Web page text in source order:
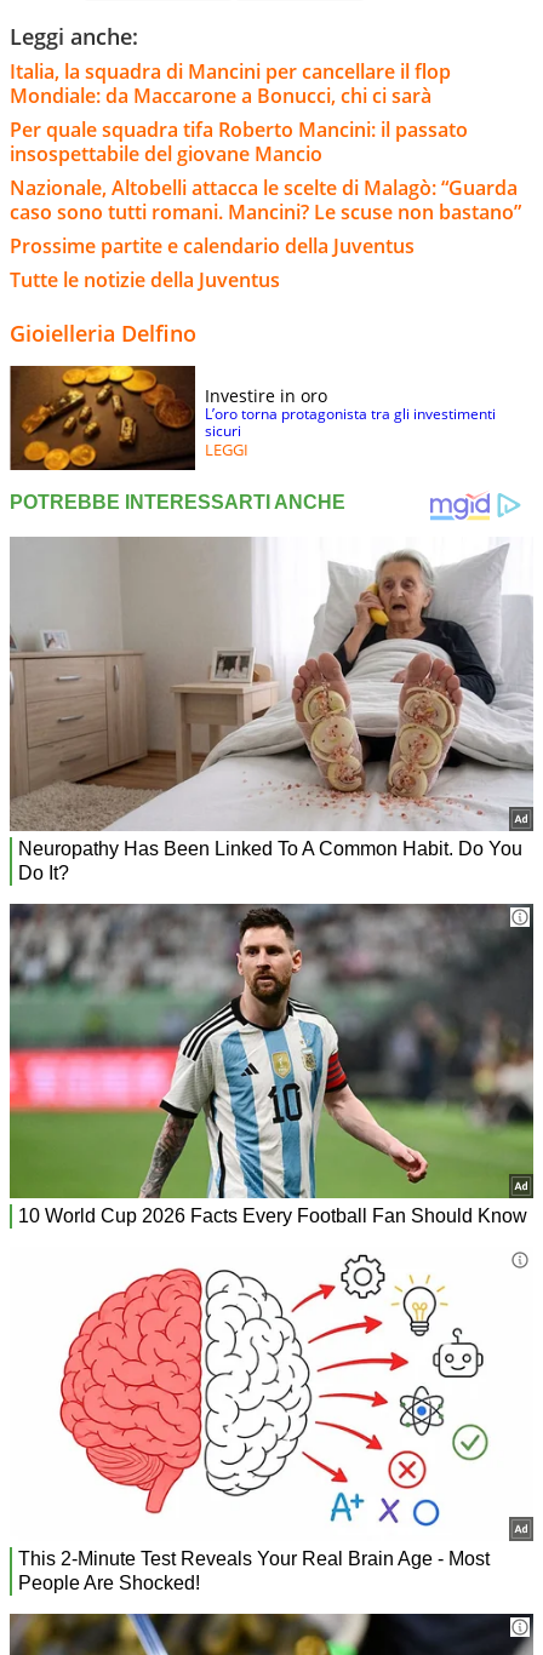
Leggi anche:
Italia, la squadra di Mancini per cancellare il flop
Mondiale: da Maccarone a Bonucci, chi ci sarà
Per quale squadra tifa Roberto Mancini: il passato
insospettabile del giovane Mancio
Nazionale, Altobelli attacca le scelte di Malagò: “Guarda
caso sono tutti romani. Mancini? Le scuse non bastano”
Prossime partite e calendario della Juventus
Tutte le notizie della Juventus
Gioielleria Delfino
Investire in oro
L’oro torna protagonista tra gli investimenti
sicuri
LEGGI